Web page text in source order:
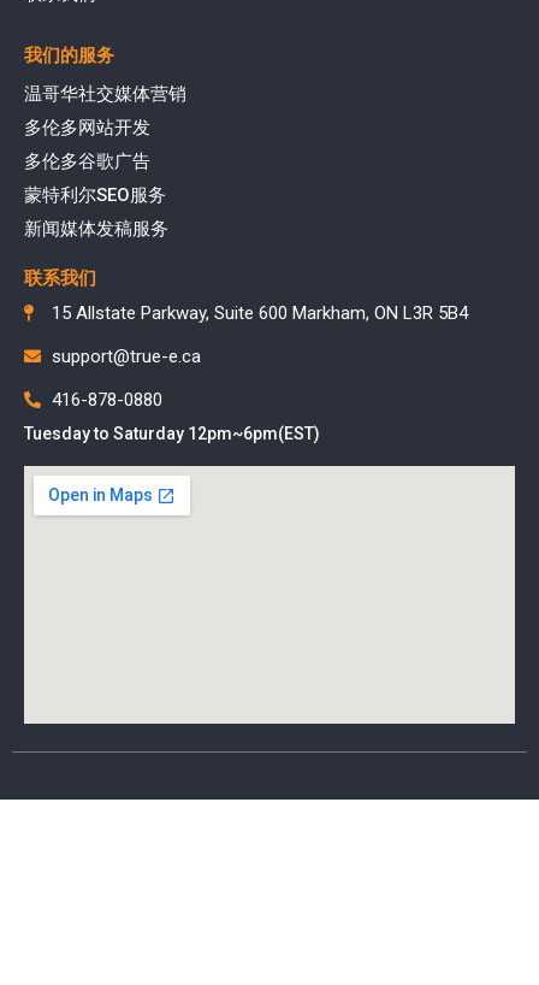
我们的服务
温哥华社交媒体营销
多伦多网站开发
多伦多谷歌广告
蒙特利尔SEO服务
新闻媒体发稿服务
联系我们
15 Allstate Parkway, Suite 600 Markham, ON L3R 5B4
support@true-e.ca
416-878-0880
Tuesday to Saturday 12pm~6pm(EST)